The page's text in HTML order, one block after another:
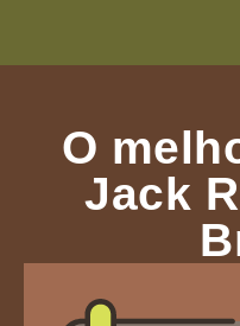
O
Jack